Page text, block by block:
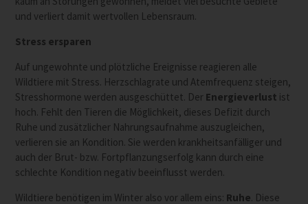
und verliert damit wertvollen Lebensraum.
Stress ersparen
Auf ungewohnte und plötzliche Ereignisse reagieren alle
Wildtiere mit Stress. Herzschlagrate und Atemfrequenz steigen,
Stresshormone werden ausgeschüttet. Der Energieverlust ist
hoch. Fehlt den Tieren die Möglichkeit, dieses Defizit durch
Ruhe und zusätzlicher Nahrungsaufnahme auszugleichen,
verlieren sie an Kondition. Sie werden krankheitsanfälliger und
auch der Brut- bzw. Fortpflanzungserfolg kann durch eine
schlechte Kondition negativ beeinflusst werden.
Wildtiere benötigen im Winter also vor allem eins: Ruhe. Diese